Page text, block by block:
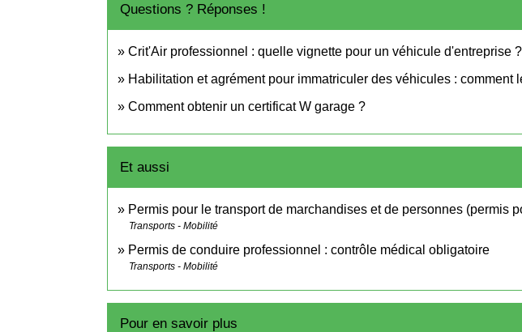
Questions ? Réponses !
Crit'Air professionnel : quelle vignette pour un véhicule d'entreprise ?
Habilitation et agrément pour immatriculer des véhicules : comment
Comment obtenir un certificat W garage ?
Et aussi
Permis pour le transport de marchandises et de personnes (permis
Transports - Mobilité
Permis de conduire professionnel : contrôle médical obligatoire
Transports - Mobilité
Pour en savoir plus